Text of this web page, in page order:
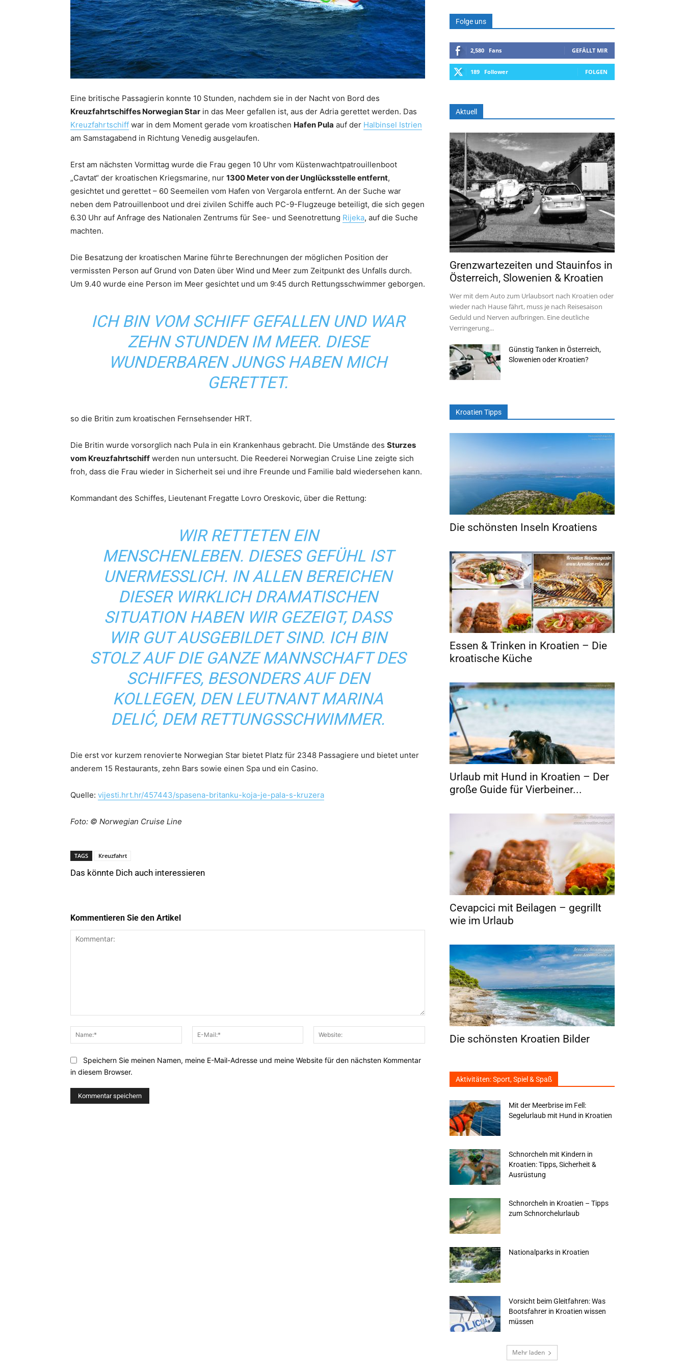
Eine britische Passagierin konnte 10 Stunden, nachdem sie in der Nacht von Bord des
Kreuzfahrtschiffes Norwegian Star in das Meer gefallen ist, aus der Adria gerettet werden. Das
Kreuzfahrtschiff war in dem Moment gerade vom kroatischen Hafen Pula auf der Halbinsel Istrien
am Samstagabend in Richtung Venedig ausgelaufen.
Erst am nächsten Vormittag wurde die Frau gegen 10 Uhr vom Küstenwachtpatrouillenboot
„Cavtat“ der kroatischen Kriegsmarine, nur 1300 Meter von der Unglücksstelle entfernt,
gesichtet und gerettet – 60 Seemeilen vom Hafen von Vergarola entfernt. An der Suche war
neben dem Patrouillenboot und drei zivilen Schiffe auch PC-9-Flugzeuge beteiligt, die sich gegen
6.30 Uhr auf Anfrage des Nationalen Zentrums für See- und Seenotrettung Rijeka, auf die Suche
machten.
Die Besatzung der kroatischen Marine führte Berechnungen der möglichen Position der
vermissten Person auf Grund von Daten über Wind und Meer zum Zeitpunkt des Unfalls durch.
Um 9.40 wurde eine Person im Meer gesichtet und um 9:45 durch Rettungsschwimmer geborgen.
ICH BIN VOM SCHIFF GEFALLEN UND WAR
ZEHN STUNDEN IM MEER. DIESE
WUNDERBAREN JUNGS HABEN MICH
GERETTET.
so die Britin zum kroatischen Fernsehsender HRT.
Die Britin wurde vorsorglich nach Pula in ein Krankenhaus gebracht. Die Umstände des Sturzes
vom Kreuzfahrtschiff werden nun untersucht. Die Reederei Norwegian Cruise Line zeigte sich
froh, dass die Frau wieder in Sicherheit sei und ihre Freunde und Familie bald wiedersehen kann.
Kommandant des Schiffes, Lieutenant Fregatte Lovro Oreskovic, über die Rettung:
WIR RETTETEN EIN
MENSCHENLEBEN. DIESES GEFÜHL IST
UNERMESSLICH. IN ALLEN BEREICHEN
DIESER WIRKLICH DRAMATISCHEN
SITUATION HABEN WIR GEZEIGT, DASS
WIR GUT AUSGEBILDET SIND. ICH BIN
STOLZ AUF DIE GANZE MANNSCHAFT DES
SCHIFFES, BESONDERS AUF DEN
KOLLEGEN, DEN LEUTNANT MARINA
DELIĆ, DEM RETTUNGSSCHWIMMER.
Die erst vor kurzem renovierte Norwegian Star bietet Platz für 2348 Passagiere und bietet unter
anderem 15 Restaurants, zehn Bars sowie einen Spa und ein Casino.
Quelle: vijesti.hrt.hr/457443/spasena-britanku-koja-je-pala-s-kruzera
Foto: © Norwegian Cruise Line
TAGS Kreuzfahrt
Das könnte Dich auch interessieren
Kommentieren Sie den Artikel
Name:*
Mail:*
Speichern Sie meinen Namen, meine E-Mail-Adresse und meine Website für den nächsten Kommentar
in diesem Browser.
Folge uns
2,580 Fans GEFÄLLT MIR
189 Follower FOLGEN
Aktuell
Grenzwartezeiten und Stauinfos in
Österreich, Slowenien & Kroatien
Wer mit dem Auto zum Urlaubsort nach Kroatien oder
wieder nach Hause fährt, muss je nach Reisesaison
Geduld und Nerven aufbringen. Eine deutliche
Verringerung...
Günstig Tanken in Österreich,
Slowenien oder Kroatien?
Kroatien Tipps
Die schönsten Inseln Kroatiens
Essen & Trinken in Kroatien – Die
kroatische Küche
Urlaub mit Hund in Kroatien – Der
große Guide für Vierbeiner...
Cevapcici mit Beilagen – gegrillt
wie im Urlaub
Die schönsten Kroatien Bilder
Aktivitäten: Sport, Spiel & Spaß
Mit der Meerbrise im Fell:
Segelurlaub mit Hund in Kroatien
Schnorcheln mit Kindern in
Kroatien: Tipps, Sicherheit &
Ausrüstung
Schnorcheln in Kroatien – Tipps
zum Schnorchelurlaub
Nationalparks in Kroatien
Vorsicht beim Gleitfahren: Was
Bootsfahrer in Kroatien wissen
müssen
Mehr laden